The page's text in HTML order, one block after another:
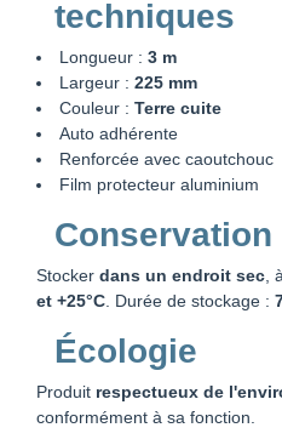
techniques
Longueur : 3 m
Largeur : 225 mm
Couleur : Terre cuite
Auto adhérente
Renforcée avec caoutchouc
Film protecteur aluminium
Conservation
Stocker dans un endroit sec ,
et +25°C . Durée de stockage :
Écologie
Produit respectueux de
conformément à sa fonction.